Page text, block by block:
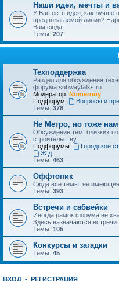
Наши идеи, мечты и
У Вас есть идея, как лучше
предполагаемой линии?
Вам сюда!
Темы: 207
Техподдержка
Раздел для обсуждения
форума subwaytalks.ru
Модератор: Nomernoy
Подфорум:
Вопросы и
Темы: 378
Не Метро, но тоже
Обсуждение тем, близких
строительству.
Подфорумы:
Городское
Ж.д.
Темы: 463
Оффтопик
Сюда все темы, не имеющие
Темы: 393
Встречи и сабвейки
Иногда рамок форума не
Здесь назначаются встречи.
Темы: 105
Конкурсы и загадки
Темы: 45
ВХОД • РЕГИСТРАЦИЯ